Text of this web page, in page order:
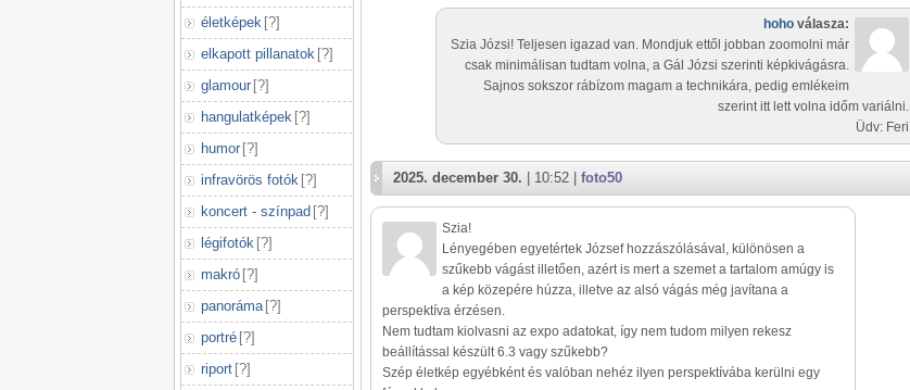
életképek [?]
elkapott pillanatok [?]
glamour [?]
hangulatképek [?]
humor [?]
infravörös fotók [?]
koncert - színpad [?]
légifotók [?]
makró [?]
panoráma [?]
portré [?]
riport [?]
hoho válasza:
Szia Józsi! Teljesen igazad van. Mondjuk ettől jobban zoomolni már
csak minimálisan tudtam volna, a Gál Józsi szerinti képkivágásra.
Sajnos sokszor rábízom magam a technikára, pedig emlékeim
szerint itt lett volna időm variálni.
Üdv: Feri
2025. december 30. | 10:52 | foto50
Szia!
Lényegében egyetértek József hozzászólásával, különösen a
szűkebb vágást illetően, azért is mert a szemet a tartalom amúgy is
a kép közepére húzza, illetve az alsó vágás még javítana a
perspektíva érzésen.
Nem tudtam kiolvasni az expo adatokat, így nem tudom milyen rekesz
beállítással készült 6.3 vagy szűkebb?
Szép életkép egyébként és valóban nehéz ilyen perspektívába kerülni egy